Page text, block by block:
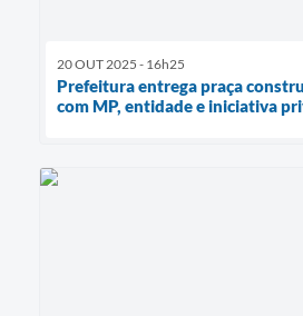
20 OUT 2025 - 16h25
Prefeitura entrega praça
com MP, entidade e iniciativa